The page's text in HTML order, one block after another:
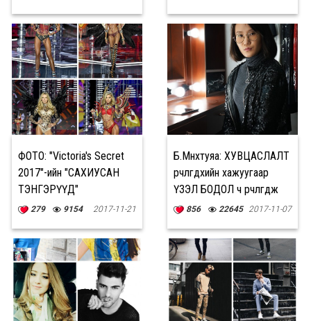
ФОТО: "Victoria's Secret
2017"-ийн "САХИУСАН
ТЭНГЭРҮҮД"
279 9154 2017-11-21
Б.Мөнхтуяа: ХУВЦАСЛАЛТ
өөрчлөгдөхийн хажуугаар
ҮЗЭЛ БОДОЛ ч өөрчлөгдөж
болно
856 22645 2017-11-07